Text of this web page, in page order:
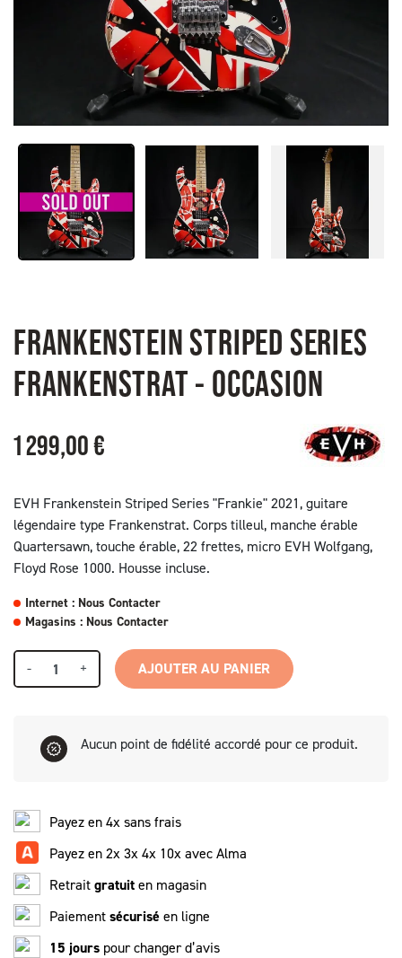
FRANKENSTEIN STRIPED SERIES
FRANKENSTRAT - OCCASION
1 299,00 €
EVH Frankenstein Striped Series "Frankie" 2021, guitare
légendaire type Frankenstrat. Corps tilleul, manche érable
Quartersawn, touche érable, 22 frettes, micro EVH Wolfgang,
Floyd Rose 1000. Housse incluse.
Internet : Nous Contacter
Magasins : Nous Contacter
- + AJOUTER AU PANIER
Aucun point de fidélité accordé pour ce produit.
Payez en 4x sans frais
Payez en 2x 3x 4x 10x avec Alma
Retraitgratuiten magasin
Paiementsécurisé en ligne
15 jours pour changer d’avis